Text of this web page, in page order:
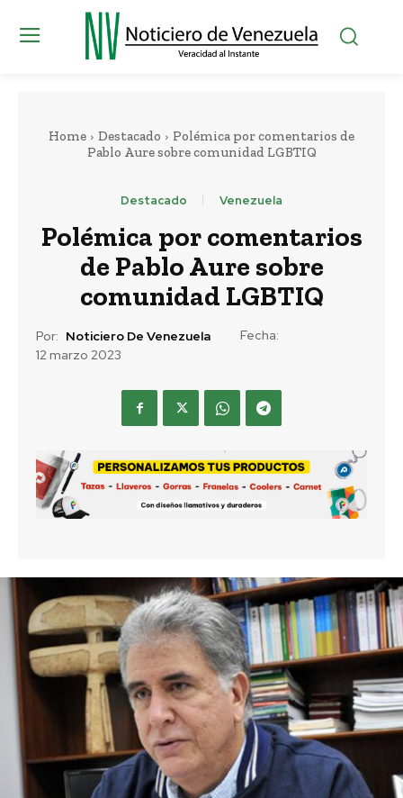
Home Destacado
Polémica por comentarios de
Pablo Aure sobre comunidad LGBTIQ
Destacado Venezuela
Polémica por comentarios
de Pablo Aure sobre
comunidad LGBTIQ
Por: Noticiero De Venezuela
Fecha:
12 marzo 2023